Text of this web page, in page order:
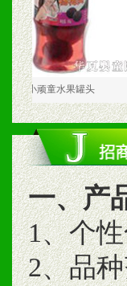
顽童水果罐头
一、产
1、个
2、品